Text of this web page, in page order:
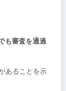
も審査を通過
あることを示